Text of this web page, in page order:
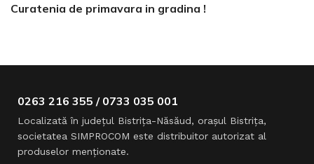
Curatenia de primavara in gradina !
0263 216 355 / 0733 035 001
Localizată în judeţul Bistriţa-Năsăud, oraşul Bistriţa,
societatea SIMPROCOM este distribuitor autorizat al
produselor menţionate.